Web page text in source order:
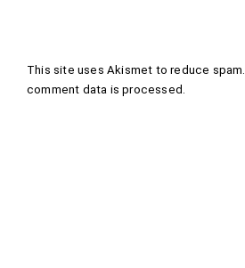
This site uses Akismet to reduce spam.
comment data is processed .